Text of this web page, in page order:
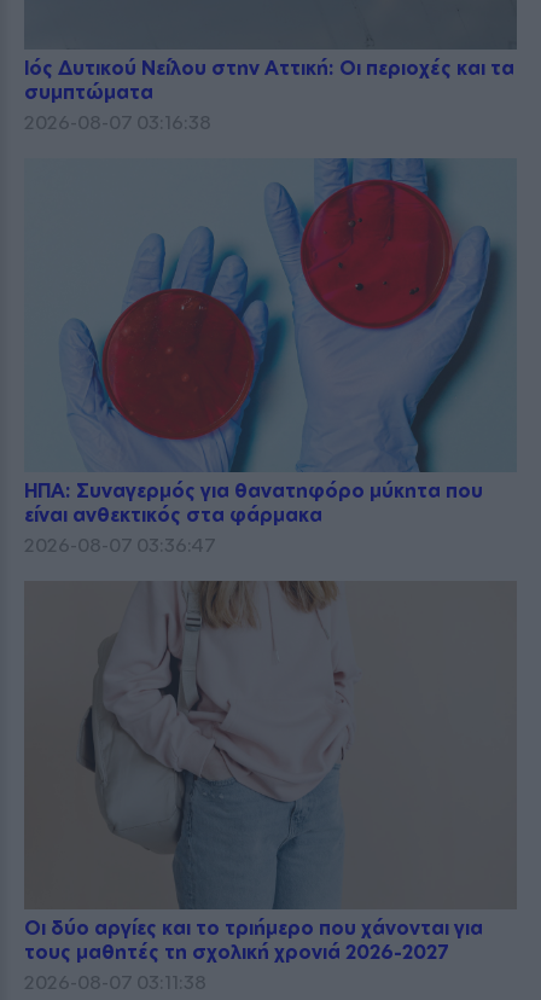
Ιός Δυτικού Νείλου στην Αττική: Οι περιοχές και τα
συμπτώματα
2026-08-07 03:16:38
ΗΠΑ: Συναγερμός για θανατηφόρο μύκητα που
είναι ανθεκτικός στα φάρμακα
2026-08-07 03:36:47
Οι δύο αργίες και το τριήμερο που χάνονται για
τους μαθητές τη σχολική χρονιά 2026-2027
2026-08-07 03:11:38